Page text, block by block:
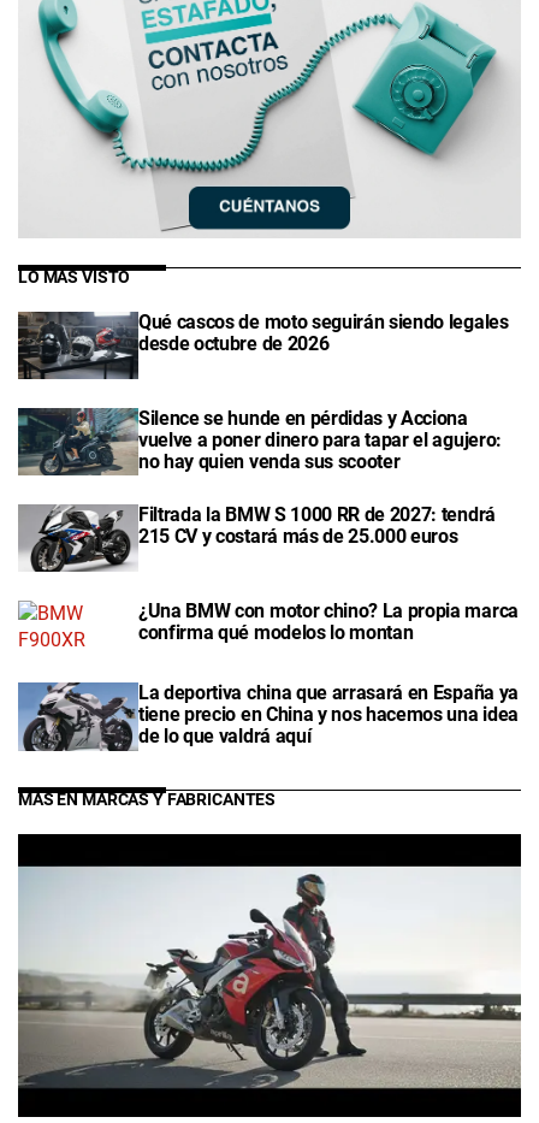
LO MÁS VISTO
Qué cascos de moto seguirán siendo legales
desde octubre de 2026
Silence se hunde en pérdidas y Acciona
vuelve a poner dinero para tapar el agujero:
no hay quien venda sus scooter
Filtrada la BMW S 1000 RR de 2027: tendrá
215 CV y costará más de 25.000 euros
¿Una BMW con motor chino? La propia marca
confirma qué modelos lo montan
La deportiva china que arrasará en España ya
tiene precio en China y nos hacemos una idea
de lo que valdrá aquí
MÁS EN MARCAS Y FABRICANTES